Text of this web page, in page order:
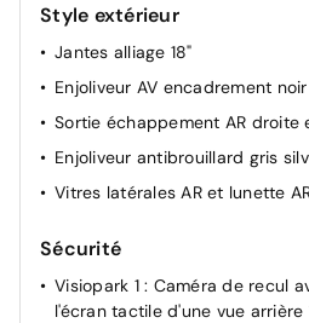
Style extérieur
Jantes alliage 18"
Enjoliveur AV encadrement
Sortie échappement AR droite
Enjoliveur antibrouillard gris
Vitres latérales AR et lunette
Sécurité
Visiopark 1 : Caméra de recul
l'écran tactile d'une vue arrière